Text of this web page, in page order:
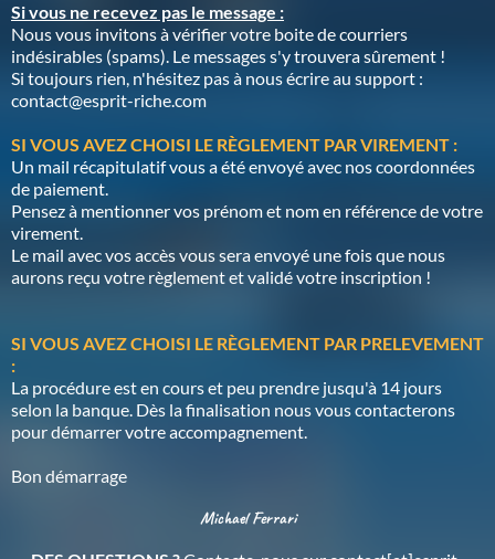
Si vous ne recevez pas le message :
Nous vous invitons à vérifier votre boite de courriers
indésirables (spams). Le messages s'y trouvera sûrement !
Si toujours rien, n'hésitez pas à nous écrire au support :
contact@esprit-riche.com
SI VOUS AVEZ CHOISI LE RÈGLEMENT PAR VIREMENT :
Un mail récapitulatif vous a été envoyé avec nos coordonnées
de paiement.
Pensez à mentionner vos prénom et nom en référence de votre
virement.
Le mail avec vos accès vous sera envoyé une fois que nous
aurons reçu votre règlement et validé votre inscription !
SI VOUS AVEZ CHOISI LE RÈGLEMENT PAR PRELEVEMENT
:
La procédure est en cours et peu prendre jusqu'à 14 jours
selon la banque. Dès la finalisation nous vous contacterons
pour démarrer votre accompagnement.
Bon démarrage
Michael Ferrari